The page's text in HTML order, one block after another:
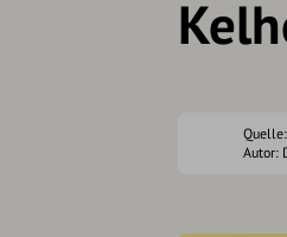
Quelle:
Autor: